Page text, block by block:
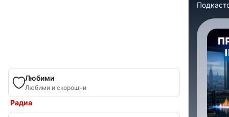
Любими
Любими и скорошни
Радиа